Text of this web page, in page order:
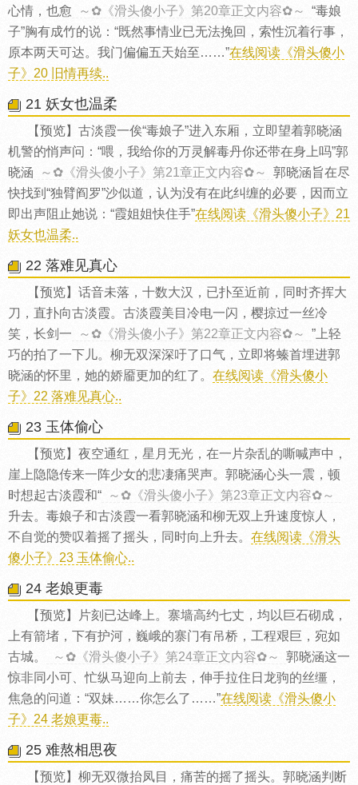
心情，也愈
～✿《滑头傻小子》第20章正文内容✿～
“毒娘
子”胸有成竹的说：“既然事情业已无法挽回，索性沉着行事，
原本两天可达。我门偏偏五天始至……”在线阅读《滑头傻小
子》20 旧情再续..
21 妖女也温柔
【预览】古淡霞一俟“毒娘子”进入东厢，立即望着郭晓涵
机警的悄声问：“喂，我给你的万灵解毒丹你还带在身上吗”郭
晓涵
～✿《滑头傻小子》第21章正文内容✿～
郭晓涵旨在尽
快找到“独臂阎罗”沙似道，认为没有在此纠缠的必要，因而立
即出声阻止她说：“霞姐姐快住手”在线阅读《滑头傻小子》21
妖女也温柔..
22 落难见真心
【预览】话音未落，十数大汉，已扑至近前，同时齐挥大
刀，直扑向古淡霞。古淡霞美目冷电一闪，樱掠过一丝冷
笑，长剑一
～✿《滑头傻小子》第22章正文内容✿～
”上轻
巧的拍了一下儿。柳无双深深吁了口气，立即将螓首埋进郭
晓涵的怀里，她的娇靥更加的红了。 在线阅读《滑头傻小
子》22 落难见真心..
23 玉体偷心
【预览】夜空通红，星月无光，在一片杂乱的嘶喊声中，
崖上隐隐传来一阵少女的悲凄痛哭声。郭晓涵心头一震，顿
时想起古淡霞和“
～✿《滑头傻小子》第23章正文内容✿～
升去。毒娘子和古淡霞一看郭晓涵和柳无双上升速度惊人，
不自觉的赞叹着摇了摇头，同时向上升去。 在线阅读《滑头
傻小子》23 玉体偷心..
24 老娘更毒
【预览】片刻已达峰上。寨墙高约七丈，均以巨石砌成，
上有箭堵，下有护河，巍峨的寨门有吊桥，工程艰巨，宛如
古城。
～✿《滑头傻小子》第24章正文内容✿～
郭晓涵这一
惊非同小可、忙纵马迎向上前去，伸手拉住日龙驹的丝缰，
焦急的问道：“双妹……你怎么了……”在线阅读《滑头傻小
子》24 老娘更毒..
25 难熬相思夜
【预览】柳无双微抬凤目，痛苦的摇了摇头。郭晓涵判断